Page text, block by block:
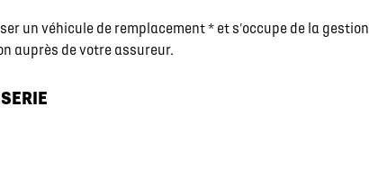
un véhicule de remplacement * et s'occupe de la gestion
auprès de votre assureur.